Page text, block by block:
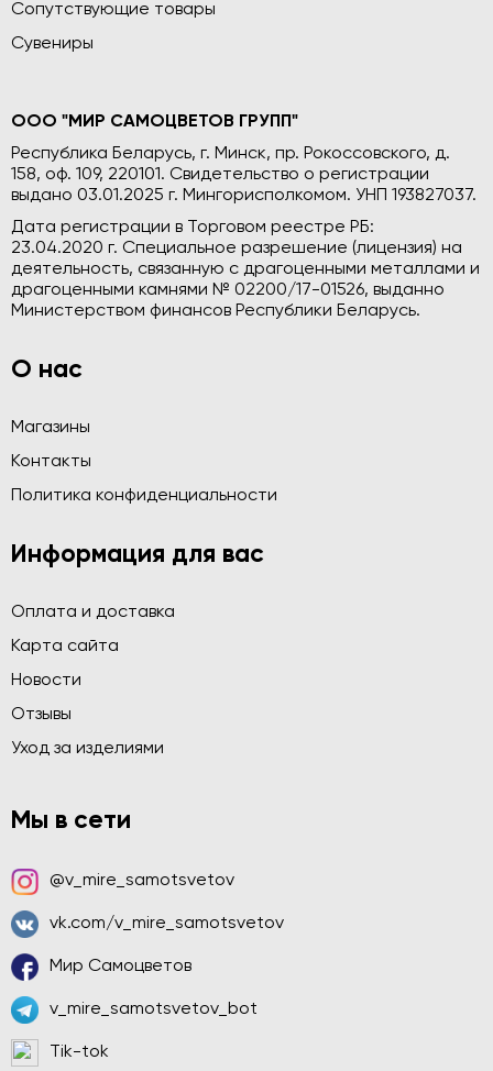
Сопутствующие товары
Сувениры
ООО "МИР САМОЦВЕТОВ ГРУПП"
Республика Беларусь, г. Минск, пр. Рокоссовского, д.
158, оф. 109, 220101. Свидетельство о регистрации
выдано 03.01.2025 г. Мингорисполкомом. УНП 193827037.
Дата регистрации в Торговом реестре РБ:
23.04.2020 г. Специальное разрешение (лицензия) на
деятельность, связанную с драгоценными металлами и
драгоценными камнями № 02200/17-01526, выданно
Министерством финансов Республики Беларусь.
О нас
Магазины
Контакты
Политика конфиденциальности
Информация для вас
Оплата и доставка
Карта сайта
Новости
Отзывы
Уход за изделиями
Мы в сети
@v_mire_samotsvetov
vk.com/v_mire_samotsvetov
Мир Самоцветов
v_mire_samotsvetov_bot
Tik-tok